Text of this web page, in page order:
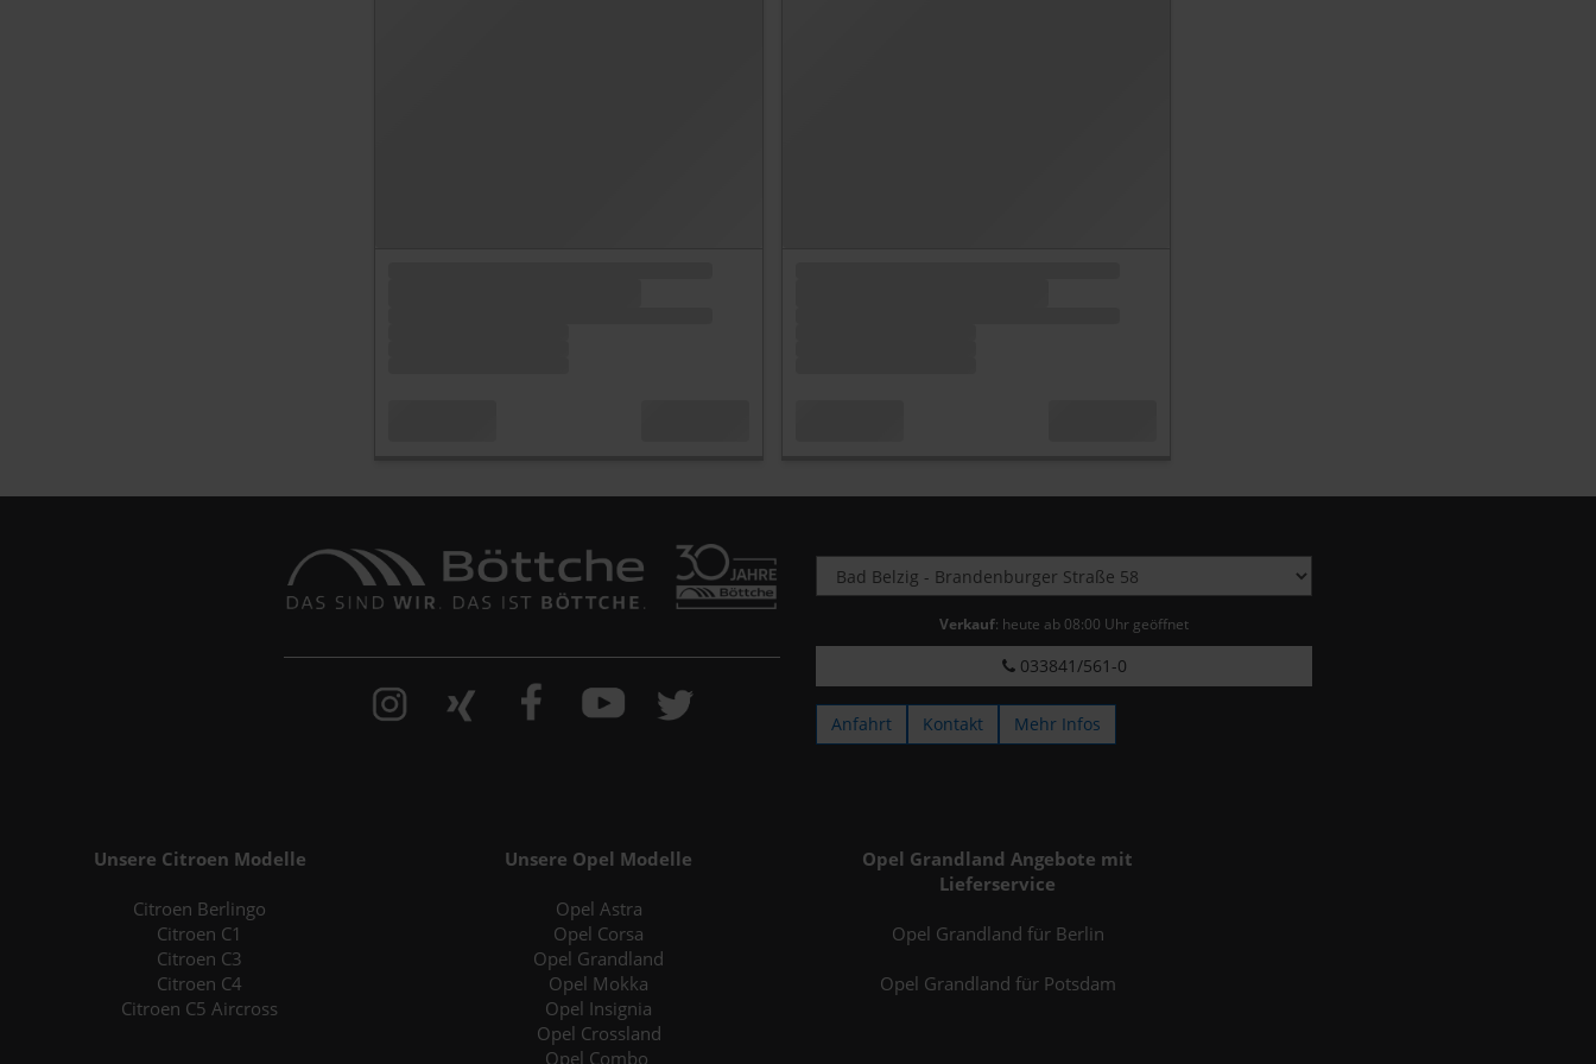
Verkauf: heute ab 08:00 Uhr geöffnet
033841/561-0
Anfahrt Kontakt Mehr Infos
Unsere Citroen Modelle
Citroen Berlingo
Citroen C1
Citroen C3
Citroen C4
Citroen C5 Aircross
Unsere Opel Modelle
Opel Astra
Opel Corsa
Opel Grandland
Opel Mokka
Opel Insignia
Opel Crossland
Opel Combo
Opel Grandland Angebote mit
Lieferservice
Opel Grandland für Berlin
Opel Grandland für Potsdam